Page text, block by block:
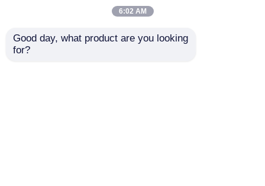
लुढ़का हुआ हीट एक्सचेंजर
फिनेड ट्यूब
6:02 AM
Good day, what product are you looking
for?